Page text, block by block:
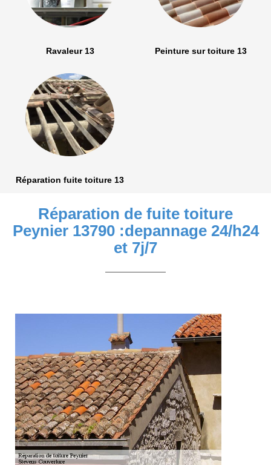
Ravaleur 13 Peinture sur toiture 13
Réparation fuite toiture 13
Réparation de fuite toiture
Peynier 13790 :depannage 24/h24
et 7j/7